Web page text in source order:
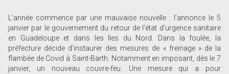
L’année commence par une mauvaise nouvelle : l’annonce le 5
janvier par le gouvernement du retour de l’état d’urgence sanitaire
en Guadeloupe et dans les Iles du Nord. Dans la foulée, la
préfecture décide d’instaurer des mesures de « freinage » de la
flambée de Covid à Saint-Barth. Notamment en imposant, dès le 7
janvier, un nouveau couvre-feu. Une mesure qui a pour